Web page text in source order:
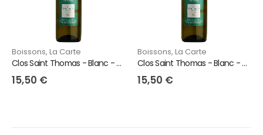
Boissons, La Carte
Clos Saint Thomas - Blanc - 37 Cl
15,50 €
Boissons, La Carte
Clos Saint Thomas - Blanc - 75 Cl
15,50 €